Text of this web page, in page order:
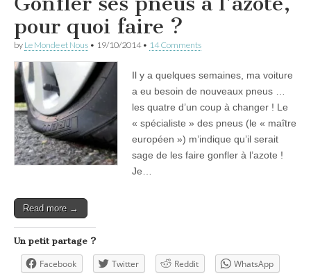
pour quoi faire ?
by Le Monde et Nous • 19/10/2014• 14 Comments
Il y a quelques semaines, ma voiture
a eu besoin de nouveaux pneus …
les quatre d’un coup à changer ! Le
« spécialiste » des pneus (le « maître
européen ») m’indique qu’il serait
sage de les faire gonfler à l’azote !
Je…
Read more →
Un petit partage ?
Facebook Twitter Reddit
WhatsApp